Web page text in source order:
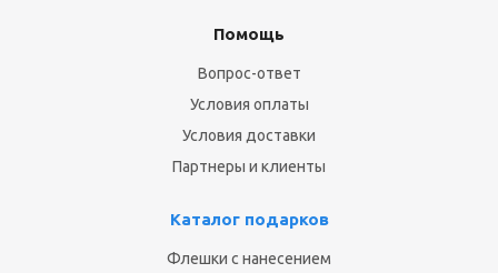
Помощь
Вопрос-ответ
Условия оплаты
Условия доставки
Партнеры и клиенты
Каталог подарков
Флешки с нанесением